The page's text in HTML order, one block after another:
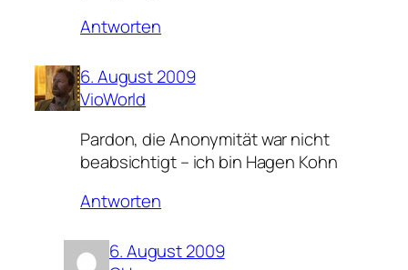
Antworten
6. August 2009
VioWorld
Pardon, die Anonymität war nicht
beabsichtigt – ich bin Hagen Kohn
Antworten
6. August 2009